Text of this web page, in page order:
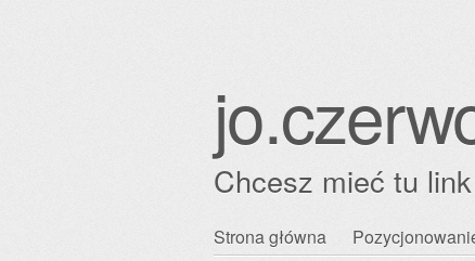
Chcesz mieć tu
Przejdź
Strona główna